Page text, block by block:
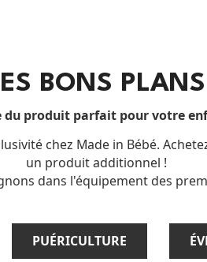
BONS PLANS
du produit parfait pour votre
chez Made in Bébé.
un produit additionnel !
dans l'équipement des
PUÉRICULTURE